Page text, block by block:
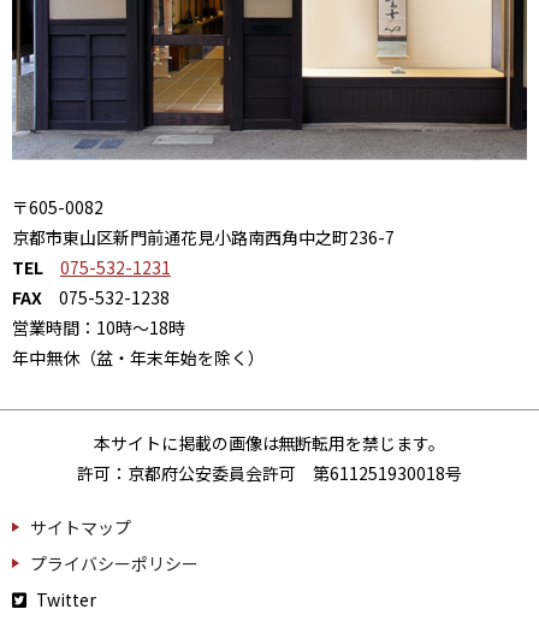
〒605-0082
京都市東山区新門前通花見小路南西角中之町236-7
TEL
075-532-1231
FAX075-532-1238
営業時間：10時～18時
年中無休（盆・年末年始を除く）
本サイトに掲載の画像は無断転用を禁じます。
許可：京都府公安委員会許可 第611251930018号
サイトマップ
プライバシーポリシー
Twitter